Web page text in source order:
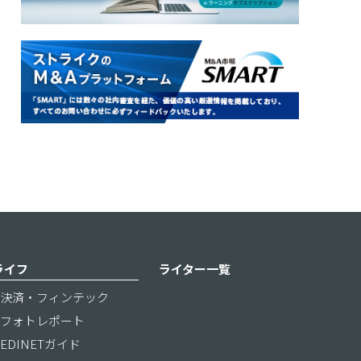
イフ
決済・フィンテック
フォトレポート
EDINETガイド
ライター一覧